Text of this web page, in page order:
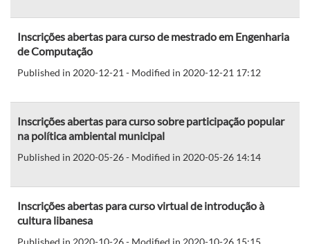
Inscrições abertas para curso de mestrado em Engenharia
de Computação
Published in 2020-12-21 - Modified in 2020-12-21 17:12
Inscrições abertas para curso sobre participação popular
na política ambiental municipal
Published in 2020-05-26 - Modified in 2020-05-26 14:14
Inscrições abertas para curso virtual de introdução à
cultura libanesa
Published in 2020-10-26 - Modified in 2020-10-26 15:15